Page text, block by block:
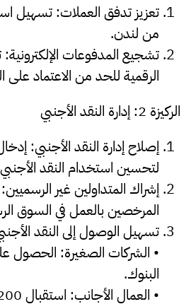
تعزيز تدفق العملات: تسهيل
من لندن.
تشجيع المدفوعات الإلكترونية:
الرقمية للحد من الاعتماد على
الركيزة 2: إدارة النقد الأجنبي
إصلاح إدارة النقد الأجنبي:
لتحسين استخدام النقد
إشراك المتداولين غير
المرخصين بالعمل في السوق
تسهيل الوصول إلى النقد
• الشركات الصغيرة: الحصول
البنوك.